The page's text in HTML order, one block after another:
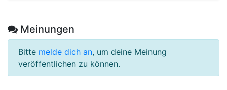
Meinungen
Bitte melde dich an, um deine Meinung
veröffentlichen zu können.